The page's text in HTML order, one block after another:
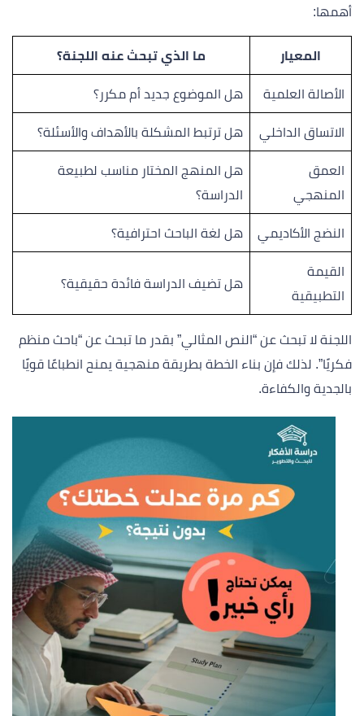
أهمها:
المعيار ما الذي تبحث عنه اللجنة؟
الأصالة العلمية هل الموضوع جديد أم مكرر؟
الاتساق الداخلي هل ترتبط المشكلة بالأهداف والأسئلة؟
العمق
المنهجي
هل المنهج المختار مناسب لطبيعة
الدراسة؟
النضج الأكاديمي هل لغة الباحث احترافية؟
القيمة
التطبيقية
هل تضيف الدراسة فائدة حقيقية؟
اللجنة لا تبحث عن “النص المثالي” بقدر ما تبحث عن “باحث منظم
فكريًا”. لذلك فإن بناء الخطة بطريقة منهجية يمنح انطباعًا قويًا
بالجدية والكفاءة.